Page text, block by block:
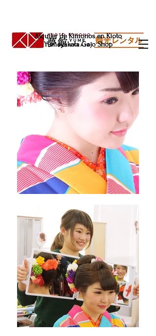
Alquiler de Kimonos en Kioto
Yumeyakata Gojo Shop